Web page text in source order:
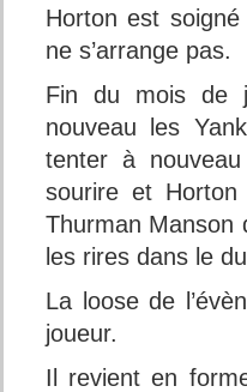
Horton est
ne s’arrange pas.
Fin du mois de
nouveau les
tenter à
sourire et
Thurman Manson
les rires dans le
La loose de
joueur.
Il revient en